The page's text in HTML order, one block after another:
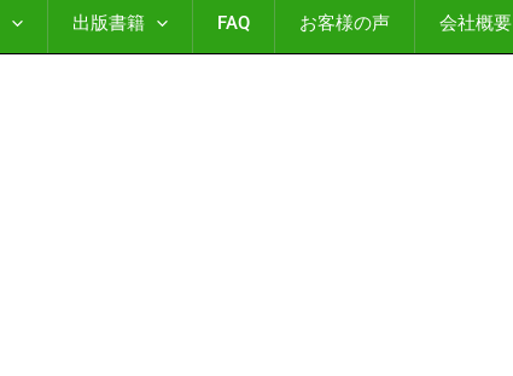
出版書籍 FAQ お客様の声 会社概要